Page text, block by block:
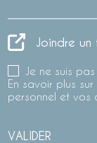
Joindre
Je ne suis
En savoir plus
personnel et vos
VALIDER